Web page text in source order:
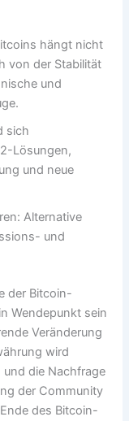
hängt nicht
von der Stabilität
und
sich
Lösungen,
und neue
Alternative
und
der Bitcoin-
Wendepunkt sein
Veränderung
wird
die Nachfrage
der Community
des Bitcoin-